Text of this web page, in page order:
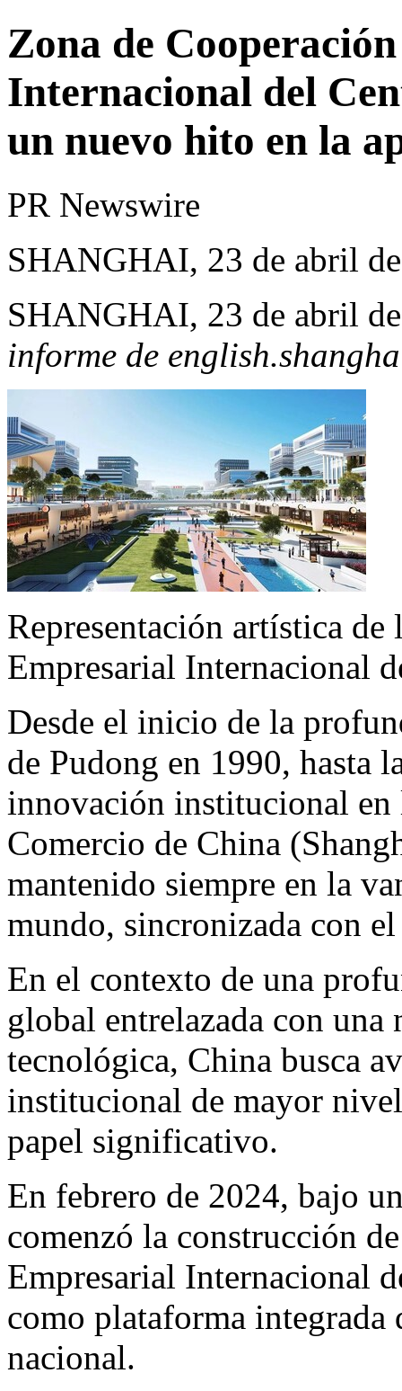
Zona de
Internacional del
un nuevo hito en la
PR Newswire
SHANGHAI, 23 de abril
SHANGHAI, 23 de abril
informe de
Representación artística
Empresarial Internacional
Desde el inicio de la
de Pudong en 1990, hasta
innovación institucional
Comercio de China (
mantenido siempre en la
mundo, sincronizada con
En el contexto de una
global entrelazada con
tecnológica, China busca
institucional de mayor
papel significativo.
En febrero de 2024, bajo
comenzó la construcción
Empresarial Internacional
como plataforma integrada
nacional.